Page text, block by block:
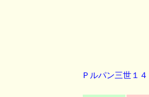
Ｐルパン三世１